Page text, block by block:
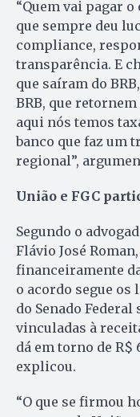
“Quem vai pagar
que sempre deu
compliance,
transparência. E
que saíram do
BRB, que
aqui nós temos
banco que faz um
regional”,
União e FGC
Segundo o
Flávio José
financeiramente
o acordo segue
do Senado
vinculadas à
dá em torno de R$
explicou.
“O que se firmou